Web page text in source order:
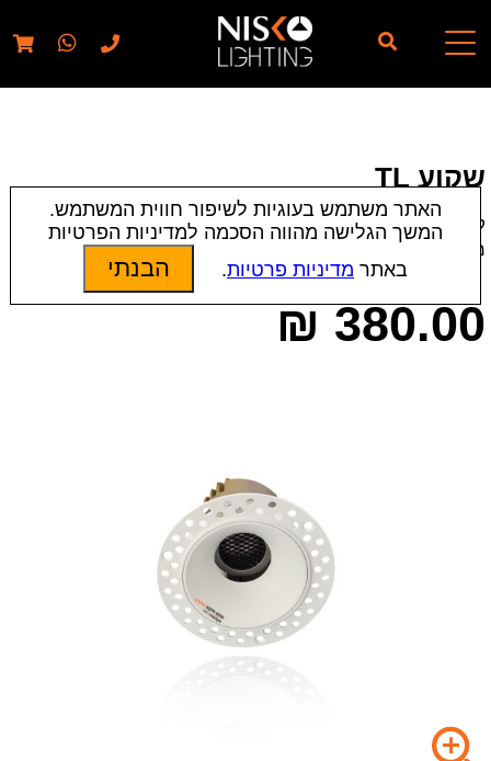
// elementor template for pages - should also ignore woo
pages!!
שקוע TL
קטגוריות:שקועי תקרה|תאורת פנים
מק״ט:
2693
380.00
₪
האתר משתמש בעוגיות לשיפור חווית המשתמש.
המשך הגלישה מהווה הסכמה למדיניות הפרטיות
באתר מדיניות פרטיות. הבנתי